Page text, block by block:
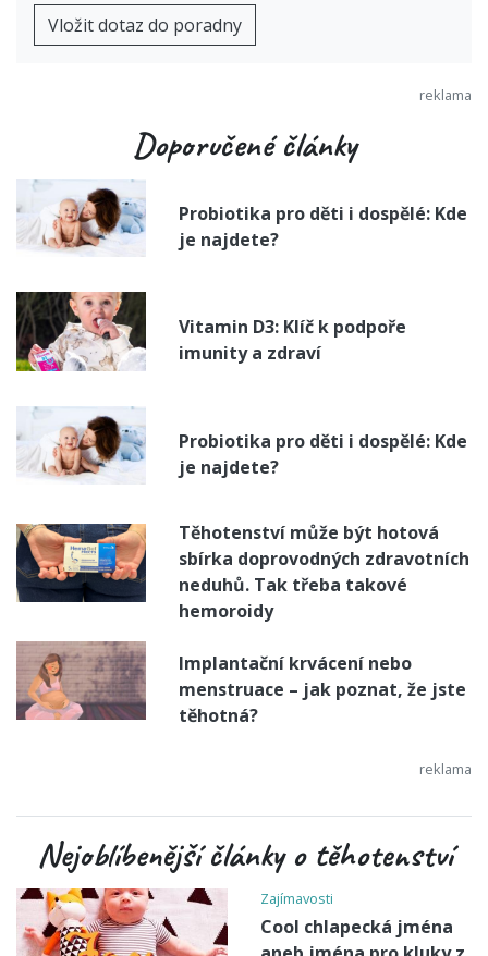
Vložit dotaz do poradny
Doporučené články
Probiotika pro děti i dospělé: Kde
je najdete?
Vitamin D3: Klíč k podpoře
imunity a zdraví
Probiotika pro děti i dospělé: Kde
je najdete?
Těhotenství může být hotová
sbírka doprovodných zdravotních
neduhů. Tak třeba takové
hemoroidy
Implantační krvácení nebo
menstruace – jak poznat, že jste
těhotná?
Nejoblíbenější články o těhotenství
Zajímavosti
Cool chlapecká jména